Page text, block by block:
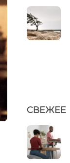
СВЕЖЕЕ